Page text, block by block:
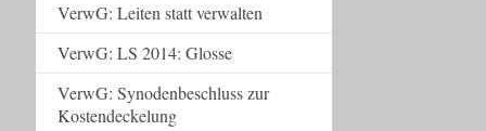
VerwG: Leiten statt verwalten
VerwG: LS 2014: Glosse
VerwG: Synodenbeschluss zur
Kostendeckelung